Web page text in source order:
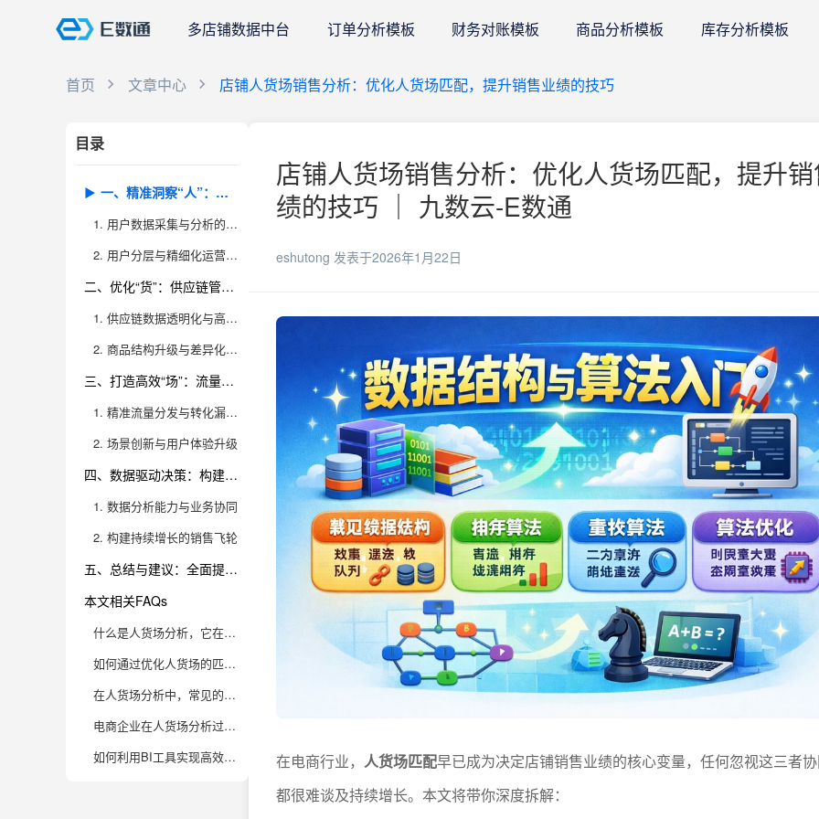
多店铺数据中台 订单分析模板 财务对账模板 商品分析模板 库存分析模板
首页 文章中心 店铺人货场销售分析：优化人货场匹配，提升销售业绩的技巧
目录
一、精准洞察“人”：从数据到行为，打造高转化用户画像
1. 用户数据采集与分析的核心价值
2. 用户分层与精细化运营策略
二、优化“货”：供应链管理与商品结构升级
1. 供应链数据透明化与高效管理
2. 商品结构升级与差异化竞争
三、打造高效“场”：流量分发与场景创新
1. 精准流量分发与转化漏斗优化
2. 场景创新与用户体验升级
四、数据驱动决策：构建可持续增长的销售飞轮
1. 数据分析能力与业务协同
2. 构建持续增长的销售飞轮
五、总结与建议：全面提升人货场匹配，推动业绩增长
本文相关FAQs
什么是人货场分析，它在电商销售提升中起到哪些关键作用？
如何通过优化人货场的匹配来提升店铺销售转化率？
在人货场分析中，常见的数据指标有哪些，如何解读这些指标？
电商企业在人货场分析过程中常见的误区有哪些？如何避免？
如何利用BI工具实现高效的人货场销售分析与决策？
店铺人货场销售分析：优化人货场匹配，提升
绩的技巧 ｜ 九数云-E数通
eshutong 发表于2026年1月22日
在电商行业， 人货场匹配早已成为决定店铺销售业绩的核心变量，任何忽视这三者
都很难谈及持续增长。本文将带你深度拆解：